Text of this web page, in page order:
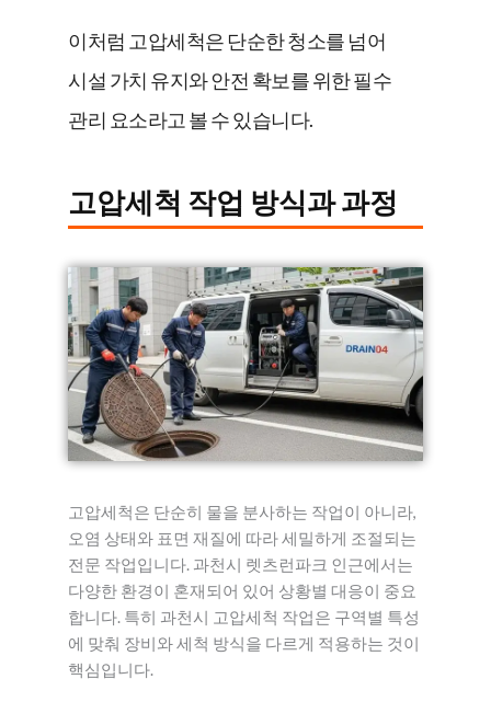
이처럼 고압세척은 단순한 청소를 넘어
시설 가치 유지와 안전 확보를 위한 필수
관리 요소라고 볼 수 있습니다.
고압세척 작업 방식과 과정
고압세척은 단순히 물을 분사하는 작업이 아니라,
오염 상태와 표면 재질에 따라 세밀하게 조절되는
전문 작업입니다. 과천시 렛츠런파크 인근에서는
다양한 환경이 혼재되어 있어 상황별 대응이 중요
합니다. 특히 과천시 고압세척 작업은 구역별 특성
에 맞춰 장비와 세척 방식을 다르게 적용하는 것이
핵심입니다.